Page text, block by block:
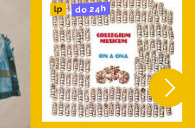
lp do 24h